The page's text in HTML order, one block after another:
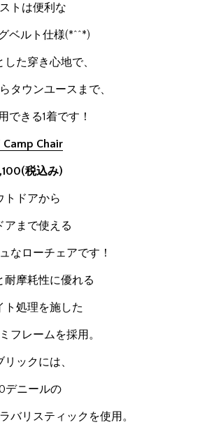
トは便利な
ベルト仕様(*^^*)
た穿き心地で、
タウンユースまで、
できる1着です！
Camp Chair
税込み)
トドアから
アまで使える
なローチェアです！
耐摩耗性に優れる
ト処理を施した
フレームを採用。
リックには、
デニールの
バリスティックを使用。